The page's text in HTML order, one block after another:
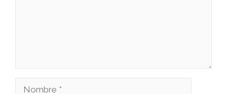
Nombre